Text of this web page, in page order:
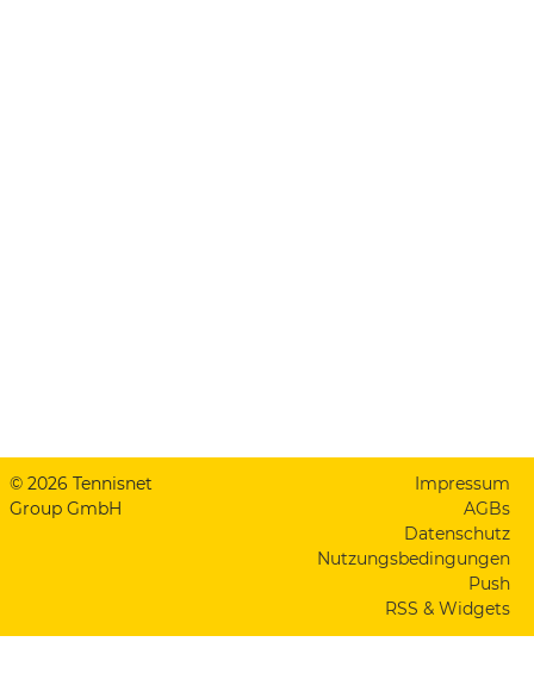
© 2026 Tennisnet
Group GmbH
Impressum
AGBs
Datenschutz
Nutzungsbedingungen
Push
RSS & Widgets